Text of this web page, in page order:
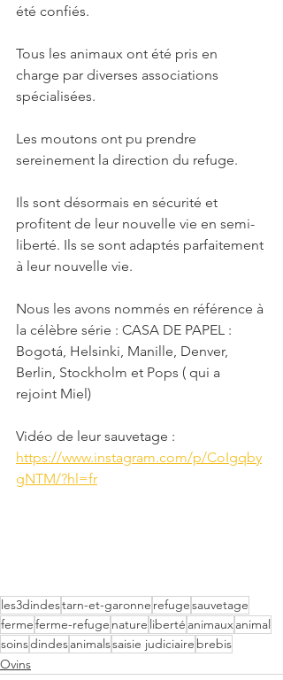
été confiés.
Tous les animaux ont été pris en
charge par diverses associations
spécialisées.
Les moutons ont pu prendre
sereinement la direction du refuge.
Ils sont désormais en sécurité et
profitent de leur nouvelle vie en semi-
liberté. Ils se sont adaptés parfaitement
à leur nouvelle vie.
Nous les avons nommés en référence à
la célèbre série : CASA DE PAPEL :
Bogotá, Helsinki, Manille, Denver,
Berlin, Stockholm et Pops ( qui a
rejoint Miel)
Vidéo de leur sauvetage :
https://www.instagram.com/p/CoIgqby
gNTM/?hl=fr
les3dindestarn-et-garonne refugesauvetage
fermeferme-refuge nature liberté animauxanimal
soinsdindesanimalssaisie judiciaire brebis
Ovins